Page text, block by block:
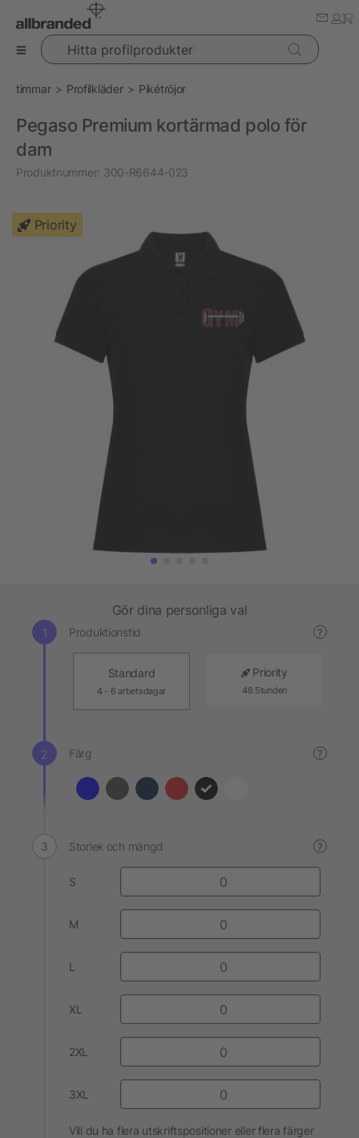
Hitta profilprodukter
timmar Profilkläder Pikétröjor
Pegaso Premium kortärmad polo för
dam
Produktnummer: 300-R6644-023
Priority
Gör dina personliga val
Produktionstid ?
Standard
4 - 6 arbetsdagar
Priority
48 Stunden
Färg ?
Storlek och mängd ?
S
M
L
XL
2XL
3XL
Vill du ha flera utskriftspositioner eller flera färger